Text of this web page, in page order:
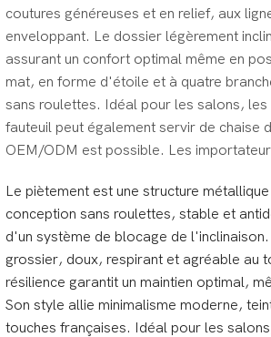
coutures généreuses et en relief, aux
enveloppant. Le dossier légèrement
assurant un confort optimal même en
mat, en forme d'étoile et à quatre
sans roulettes. Idéal pour les salons,
fauteuil peut également servir de chaise
OEM/ODM est possible. Les
Le piètement est une structure
conception sans roulettes, stable et
d'un système de blocage de
grossier, doux, respirant et agréable au
résilience garantit un maintien optimal,
Son style allie minimalisme moderne,
touches françaises. Idéal pour les